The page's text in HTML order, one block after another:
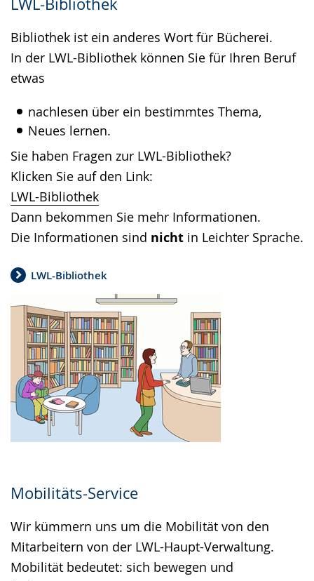
Bibliothek ist ein anderes Wort für Bücherei.
In der LWL-Bibliothek können Sie für Ihren Beruf
etwas
nachlesen über ein bestimmtes Thema,
Neues lernen.
Sie haben Fragen zur LWL-Bibliothek?
Klicken Sie auf den Link:
LWL-Bibliothek
Dann bekommen Sie mehr Informationen.
Die Informationen sind nicht in Leichter Sprache.
LWL-Bibliothek
Mobilitäts-Service
Wir kümmern uns um die Mobilität von den
Mitarbeitern von der LWL-Haupt-Verwaltung.
Mobilität bedeutet: sich bewegen und